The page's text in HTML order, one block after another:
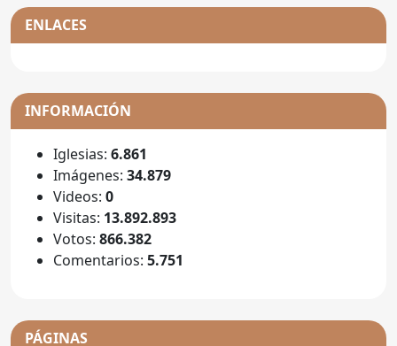
ENLACES
INFORMACIÓN
Iglesias: 6.861
Imágenes: 34.879
Videos: 0
Visitas: 13.892.893
Votos: 866.382
Comentarios: 5.751
PÁGINAS